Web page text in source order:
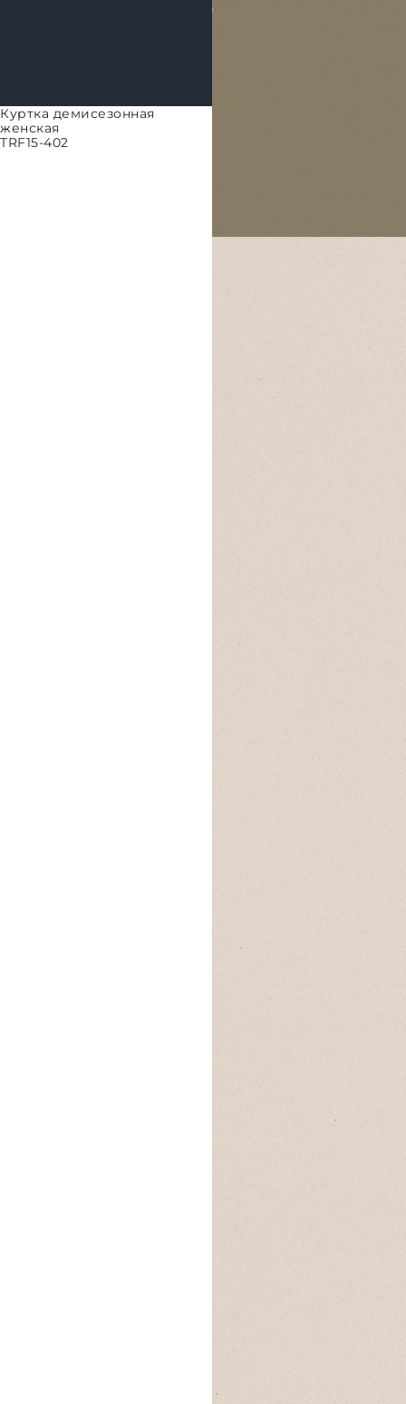
Куртка демисезонная
женская
TRF15-402